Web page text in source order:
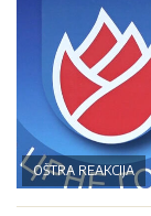
OŠTRA REAKCIJA